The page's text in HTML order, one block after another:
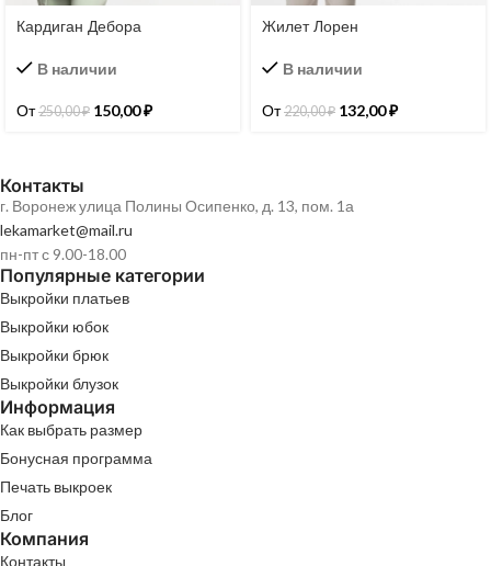
Кардиган Дебора
В наличии
От250,00₽ 150,00₽
Жилет Лорен
В наличии
От220,00₽ 132,00₽
Контакты
г. Воронеж улица Полины Осипенко, д. 13, пом. 1а
lekamarket@mail.ru
пн-пт с 9.00-18.00
Популярные категории
Выкройки платьев
Выкройки юбок
Выкройки брюк
Выкройки блузок
Информация
Как выбрать размер
Бонусная программа
Печать выкроек
Блог
Компания
Контакты